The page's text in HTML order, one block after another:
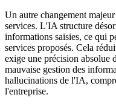
Un autre changement
services. L'IA structure
informations saisies, ce qui
services proposés. Cela
exige une précision absolue
mauvaise gestion des
hallucinations de l'IA,
l'entreprise.